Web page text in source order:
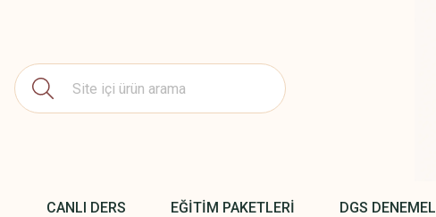
CANLI DERS EĞİTİM PAKETLERİ DGS